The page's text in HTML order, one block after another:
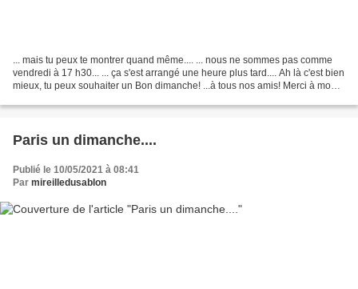
... mais tu peux te montrer quand même.... ... nous ne sommes pas comme
vendredi à 17 h30... ... ça s'est arrangé une heure plus tard.... Ah là c'est bien
mieux, tu peux souhaiter un Bon dimanche! ...à tous nos amis! Merci à mon
Paris un dimanche....
Publié le 10/05/2021 à 08:41
Par mireilledusablon